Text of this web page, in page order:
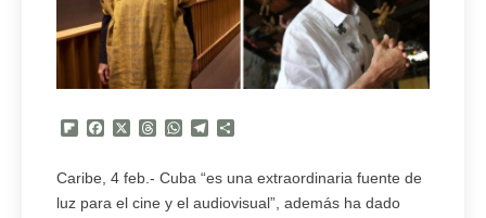
Flipboard
FacebookThreadsWhatsApp
Telegram
Caribe, 4 feb.- Cuba “es una extraordinaria fuente de
luz para el cine y el audiovisual”, además ha dado